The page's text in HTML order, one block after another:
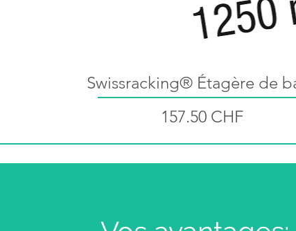
Aperçu rapide
Swissracking® Étagère de
Prix
157.50 CHF